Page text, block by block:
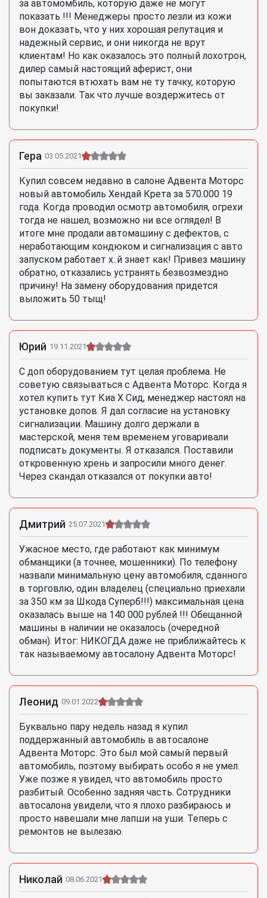
за автомомбиль, которую даже не могут
показать !!! Менеджеры просто лезли из кожи
вон доказать, что у них хорошая репутация и
надежный сервис, и они никогда не врут
клиентам! Но как оказалось это полный лохотрон,
дилер самый настоящий аферист, они
попытаются втюхать вам не ту тачку, которую
вы заказали. Так что лучше воздержитесь от
покупки!
Гера 03.05.2021
Купил совсем недавно в салоне Адвента Моторс
новый автомобиль Хендай Крета за 570.000 19
года. Когда проводил осмотр автомобиля, огрехи
тогда не нашел, возможно ни все оглядел! В
итоге мне продали автомашину с дефектов, с
неработающим кондюком и сигнализация с авто
запуском работает х..й знает как! Привез машину
обратно, отказались устранять безвозмездно
причину! На замену оборудования придется
выложить 50 тыщ!
Юрий 19.11.2021
С доп оборудованием тут целая проблема. Не
советую связываться с Адвента Моторс. Когда я
хотел купить тут Киа Х Сид, менеджер настоял на
установке допов. Я дал согласие на установку
сигнализации. Машину долго держали в
мастерской, меня тем временем уговаривали
подписать документы. Я отказался. Поставили
откровенную хрень и запросили много денег.
Через скандал отказался от покупки авто!
Дмитрий 25.07.2021
Ужасное место, где работают как минимум
обманщики (а точнее, мошенники). По телефону
назвали минимальную цену автомобиля, сданного
в торговлю, один владелец (специально приехали
за 350 км за Шкода Суперб!!!) максимальная цена
оказалась выше на 140 000 рублей !!! Обещанной
машины в наличии не оказалось (очередной
обман). Итог: НИКОГДА даже не приближайтесь к
так называемому автосалону Адвента Моторс!
Леонид 09.01.2022
Буквально пару недель назад я купил
поддержанный автомобиль в автосалоне
Адвента Моторс. Это был мой самый первый
автомобиль, поэтому выбирать особо я не умел.
Уже позже я увидел, что автомобиль просто
разбитый. Особенно задняя часть. Сотрудники
автосалона увидели, что я плохо разбираюсь и
просто навешали мне лапши на уши. Теперь с
ремонтов не вылезаю.
Николай 08.06.2021